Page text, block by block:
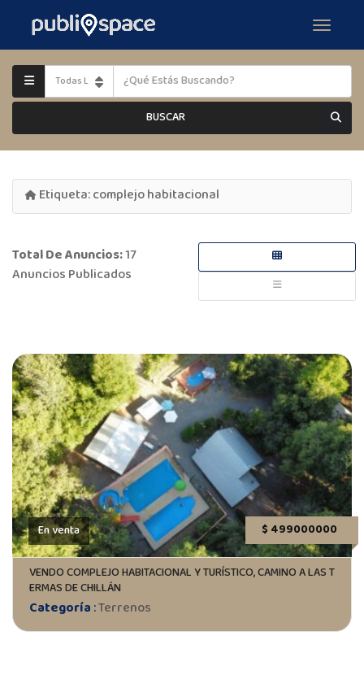
BUSCAR
Etiqueta:complejo habitacional
Total De Anuncios:17
Anuncios Publicados
En venta $ 499000000
VENDO COMPLEJO HABITACIONAL Y TURÍSTICO, CAMINO A LAS T
ERMAS DE CHILLÁN
Categoría:Terrenos